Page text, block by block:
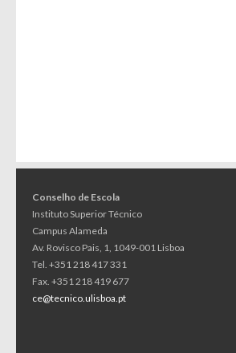
Conselho de Escola
Instituto Superior Técnico
Campus Alameda
Av. Rovisco Pais, 1, 1049-001 Lisboa
Tel. +351 218 417 331
Fax. +351 218 419 677
ce@tecnico.ulisboa.pt